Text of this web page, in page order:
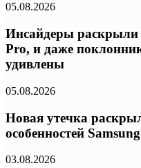
05.08.2026
Инсайдеры раскрыли
Pro, и даже
удивлены
05.08.2026
Новая утечка
особенностей
03.08.2026